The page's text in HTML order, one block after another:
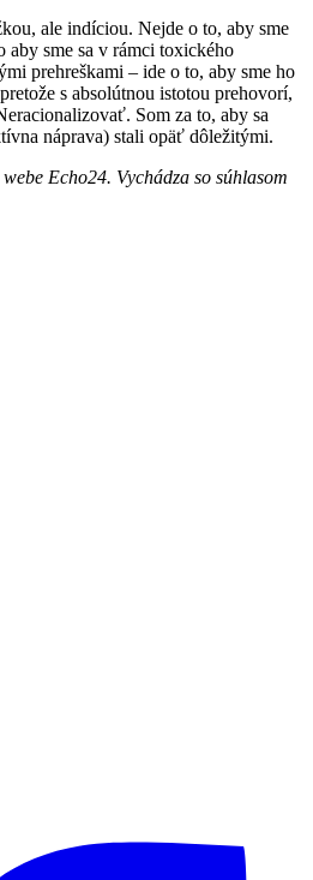
ale indíciou. Nejde o to, aby sme
aby sme sa v rámci toxického
prehreškami – ide o to, aby sme ho
s absolútnou istotou prehovorí,
Som za to, aby sa
náprava) stali opäť dôležitými.
Echo24. Vychádza so súhlasom